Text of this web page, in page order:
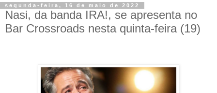
segunda-feira, 16 de maio de 2022
Nasi, da banda IRA!, se apresenta no
Bar Crossroads nesta quinta-feira (19)